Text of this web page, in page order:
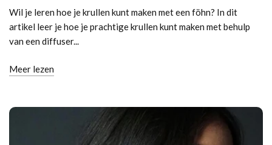
Wil je leren hoe je krullen kunt maken met een föhn? In dit
artikel leer je hoe je prachtige krullen kunt maken met behulp
van een diffuser...
Meer lezen